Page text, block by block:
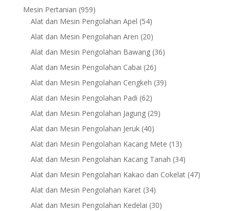
products
Mesin Pertanian 959959
products
Alat dan Mesin Pengolahan Apel 5454
products
Alat dan Mesin Pengolahan Aren 2020
products
Alat dan Mesin Pengolahan Bawang 3636
Alat dan Mesin Pengolahan Cabai 2626
products
Alat dan Mesin Pengolahan Cengkeh 3939
Alat dan Mesin Pengolahan Padi 6262
products
Alat dan Mesin Pengolahan Jagung 2929
Alat dan Mesin Pengolahan Jeruk 4040
products
Alat dan Mesin Pengolahan Kacang Mete 1313
products
Alat dan Mesin Pengolahan Kacang Tanah 3434
products
Alat dan Mesin Pengolahan Kakao dan Cokelat 4747
Alat dan Mesin Pengolahan Karet 3434
products
Alat dan Mesin Pengolahan Kedelai 3030